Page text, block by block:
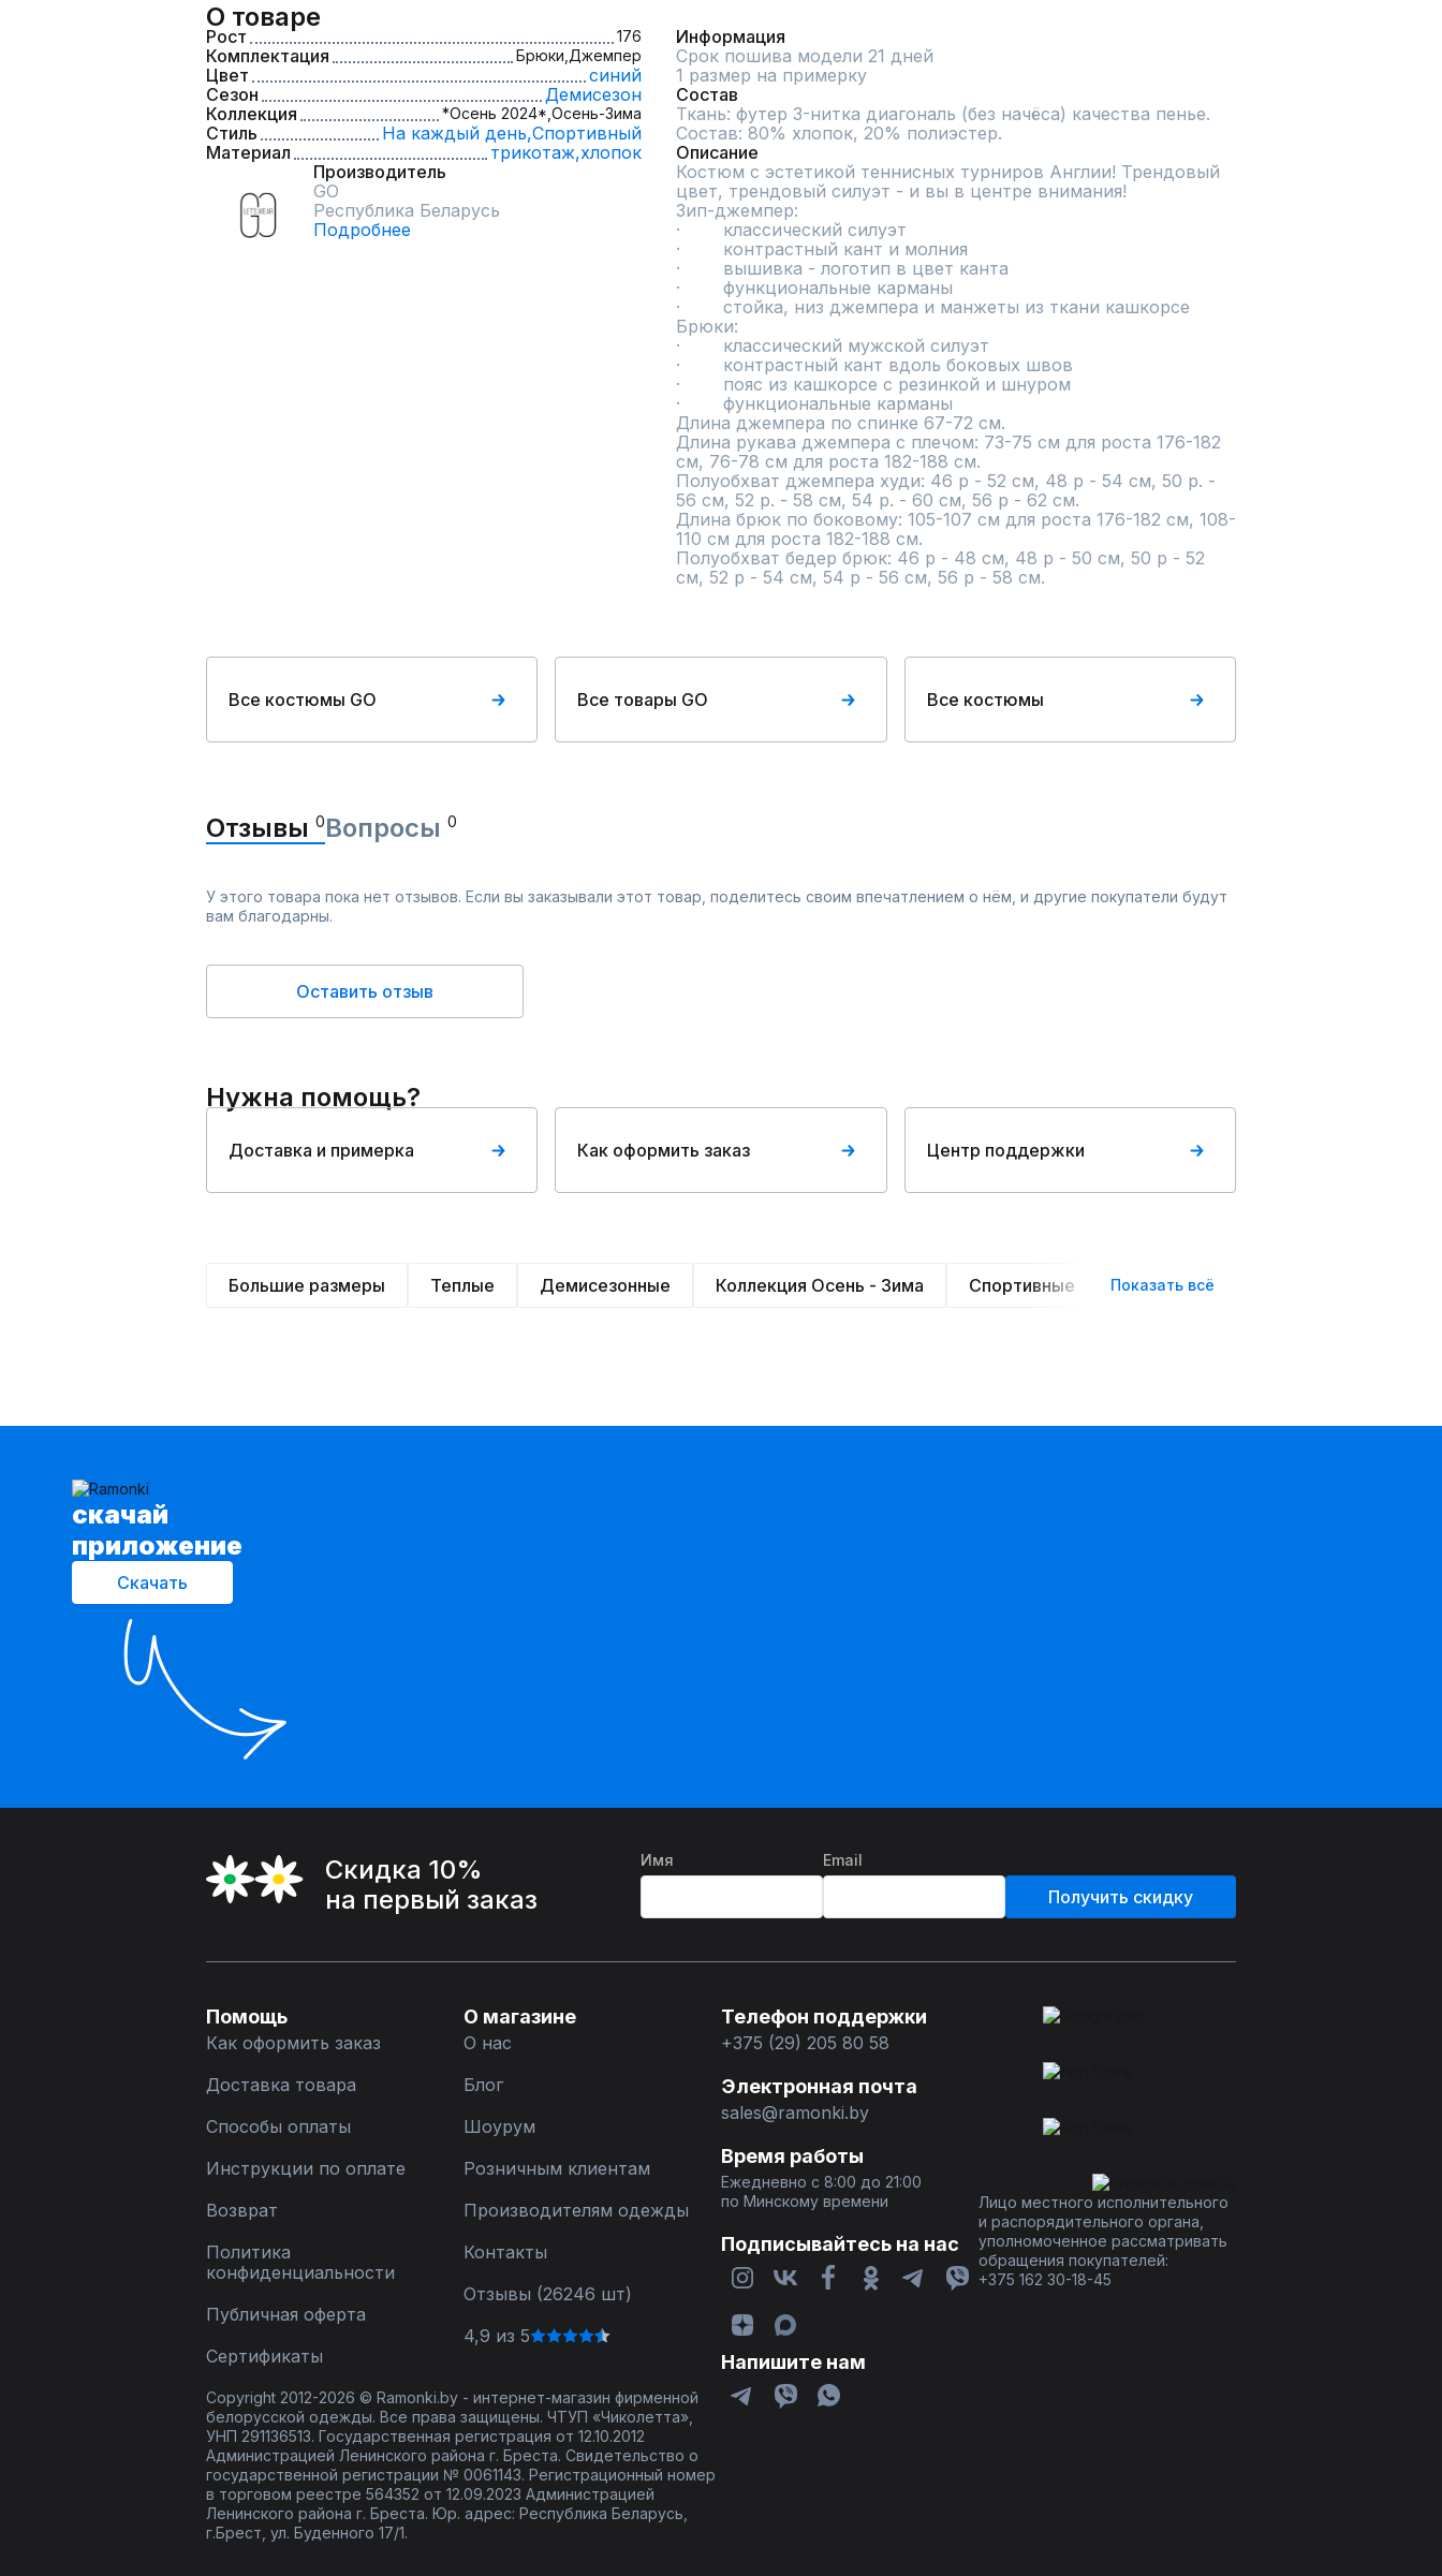
О товаре
Рост 176
Комплектация Брюки, Джемпер
Цвет
синий
Сезон
Демисезон
Коллекция
*Осень 2024*, Осень-Зима
Стиль На каждый день,Спортивный
Материал
трикотаж,хлопок
Производитель
GO
Республика Беларусь
Подробнее
Информация
Срок пошива модели 21 дней
1 размер на примерку
Состав
Ткань: футер 3-нитка диагональ (без начёса) качества пенье.
Состав: 80% хлопок, 20% полиэстер.
Описание
Костюм с эстетикой теннисных турниров Англии! Трендовый
цвет, трендовый силуэт - и вы в центре внимания!
Зип-джемпер:
·        классический силуэт
·        контрастный кант и молния
·        вышивка - логотип в цвет канта
·        функциональные карманы
·        стойка, низ джемпера и манжеты из ткани кашкорсе
Брюки:
·        классический мужской силуэт
·        контрастный кант вдоль боковых швов
·        пояс из кашкорсе с резинкой и шнуром
·        функциональные карманы
Длина джемпера по спинке 67-72 см.
Длина рукава джемпера с плечом: 73-75 см для роста 176-182
см, 76-78 см для роста 182-188 см.
Полуобхват джемпера худи: 46 р - 52 см, 48 р - 54 см, 50 р. -
56 см, 52 р. - 58 см, 54 р. - 60 см, 56 р - 62 см.
Длина брюк по боковому: 105-107 см для роста 176-182 см, 108-
110 см для роста 182-188 см.
Полуобхват бедер брюк: 46 р - 48 см, 48 р - 50 см, 50 р - 52
см, 52 р - 54 см, 54 р - 56 см, 56 р - 58 см.
Все костюмы GO Все товары GO Все костюмы
Отзывы 0Вопросы 0
У этого товара пока нет отзывов. Если вы заказывали этот товар, поделитесь своим впечатлением о нём, и другие покупатели будут
вам благодарны.
Оставить отзыв
Нужна помощь?
Доставка и примерка Как оформить заказ Центр поддержки
Большие размеры Теплые Демисезонные Коллекция Осень - Зима Спортивные Повседневные
Показать всё
cкачай
приложение
Скачать
Скидка 10%
на первый заказ
Имя Email
Получить скидку
Помощь
Как оформить заказ
Доставка товара
Способы оплаты
Инструкции по оплате
Возврат
Политика
конфиденциальности
Публичная оферта
Сертификаты
О магазине
О нас
Блог
Шоурум
Розничным клиентам
Производителям одежды
Контакты
Отзывы (26246 шт)
4,9 из 5
Телефон поддержки
+375 (29) 205 80 58
Электронная почта
sales@ramonki.by
Время работы
Ежедневно с 8:00 до 21:00
по Минскому времени
Подписывайтесь на нас
Напишите нам
Лицо местного исполнительного
и распорядительного органа,
уполномоченное рассматривать
обращения покупателей:
+375 162 30-18-45
Copyright 2012-2026 © Ramonki.by - интернет-магазин фирменной
белорусской одежды. Все права защищены. ЧТУП «Чиколетта»,
УНП 291136513. Государственная регистрация от 12.10.2012
Администрацией Ленинского района г. Бреста. Свидетельство о
государственной регистрации № 0061143. Регистрационный номер
в торговом реестре 564352 от 12.09.2023 Администрацией
Ленинского района г. Бреста. Юр. адрес: Республика Беларусь,
г.Брест, ул. Буденного 17/1.